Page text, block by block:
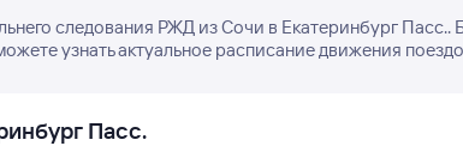
следования РЖД из Сочи в Екатеринбург Пасс..
узнать актуальное расписание движения
Пасс.